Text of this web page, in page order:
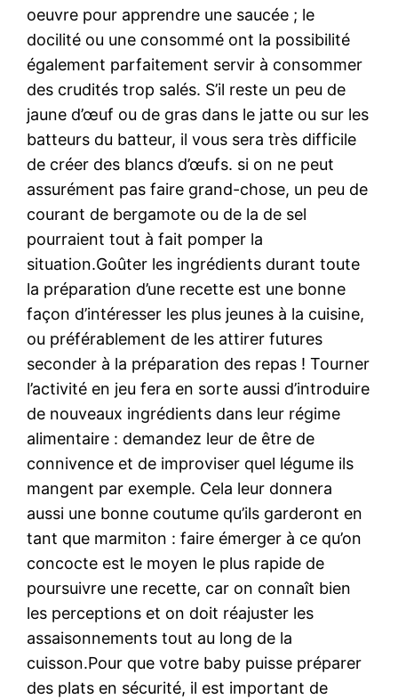
oeuvre pour apprendre une saucée ; le
docilité ou une consommé ont la possibilité
également parfaitement servir à consommer
des crudités trop salés. S’il reste un peu de
jaune d’œuf ou de gras dans le jatte ou sur les
batteurs du batteur, il vous sera très difficile
de créer des blancs d’œufs. si on ne peut
assurément pas faire grand-chose, un peu de
courant de bergamote ou de la de sel
pourraient tout à fait pomper la
situation.Goûter les ingrédients durant toute
la préparation d’une recette est une bonne
façon d’intéresser les plus jeunes à la cuisine,
ou préférablement de les attirer futures
seconder à la préparation des repas ! Tourner
l’activité en jeu fera en sorte aussi d’introduire
de nouveaux ingrédients dans leur régime
alimentaire : demandez leur de être de
connivence et de improviser quel légume ils
mangent par exemple. Cela leur donnera
aussi une bonne coutume qu’ils garderont en
tant que marmiton : faire émerger à ce qu’on
concocte est le moyen le plus rapide de
poursuivre une recette, car on connaît bien
les perceptions et on doit réajuster les
assaisonnements tout au long de la
cuisson.Pour que votre baby puisse préparer
des plats en sécurité, il est important de